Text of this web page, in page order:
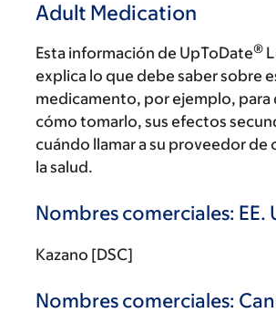
Adult Medication
Esta información de UpToDate®
explica lo que debe saber sobre
medicamento, por ejemplo, para
cómo tomarlo, sus efectos
cuándo llamar a su proveedor de
la salud.
Nombres comerciales: EE.
Kazano [DSC]
Nombres comerciales: